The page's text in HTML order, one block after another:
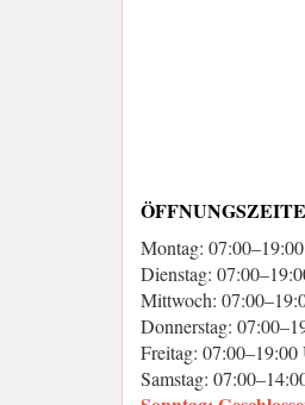
Montag:
Dienstag:
Mittwoch:
Donnerstag:
Freitag: 07:00–19:00
Samstag: